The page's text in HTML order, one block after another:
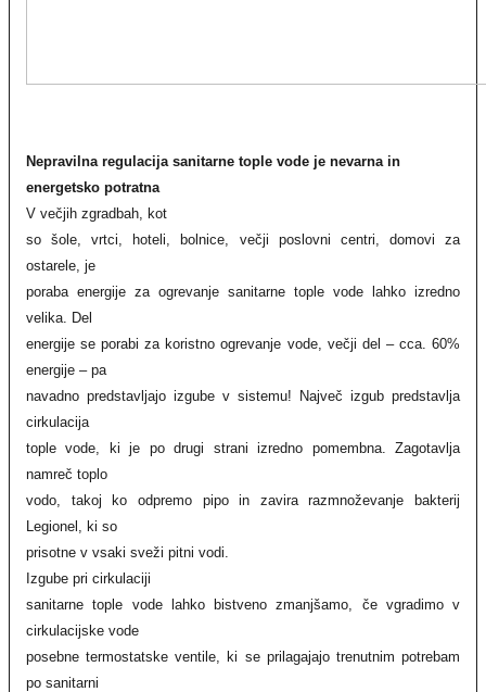
Nepravilna regulacija sanitarne tople vode je nevarna in
energetsko potratna
V večjih zgradbah, kot
so šole, vrtci, hoteli, bolnice, večji poslovni centri, domovi za
ostarele, je
poraba energije za ogrevanje sanitarne tople vode lahko izredno
velika. Del
energije se porabi za koristno ogrevanje vode, večji del – cca. 60%
energije – pa
navadno predstavljajo izgube v sistemu! Največ izgub predstavlja
cirkulacija
tople vode, ki je po drugi strani izredno pomembna. Zagotavlja
namreč toplo
vodo, takoj ko odpremo pipo in zavira razmnoževanje bakterij
Legionel, ki so
prisotne v vsaki sveži pitni vodi.
Izgube pri cirkulaciji
sanitarne tople vode lahko bistveno zmanjšamo, če vgradimo v
cirkulacijske vode
posebne termostatske ventile, ki se prilagajajo trenutnim potrebam
po sanitarni